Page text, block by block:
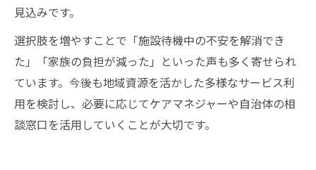
見込みです。
選択肢を増やすことで「施設待機中の不安を解消でき
た」「家族の負担が減った」といった声も多く寄せられ
ています。今後も地域資源を活かした多様なサービス利
用を検討し、必要に応じてケアマネジャーや自治体の相
談窓口を活用していくことが大切です。